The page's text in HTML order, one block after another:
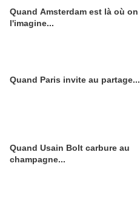
Quand Amsterdam est là où on
l'imagine...
Quand Paris invite au partage...
Quand Usain Bolt carbure au
champagne...